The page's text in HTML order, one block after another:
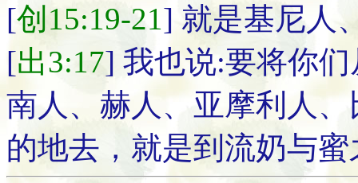
[创15:19-21] 就是基尼人
[出3:17] 我也说:要将你
南人、赫人、亚摩利人
的地去，就是到流奶与蜜